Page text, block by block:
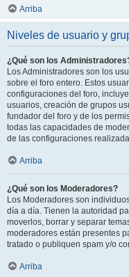
Arriba
Niveles de usuario y
¿Qué son los
Los Administradores son los
sobre el foro entero. Estos
configuraciones del foro,
usuarios, creación de grupos
fundador del foro y de los
todas las capacidades de
de las configuraciones
Arriba
¿Qué son los Moderadores?
Los Moderadores son
día a día. Tienen la autoridad
moverlos, borrar y separar
moderadores están presentes
tratado o publiquen spam y/o
Arriba